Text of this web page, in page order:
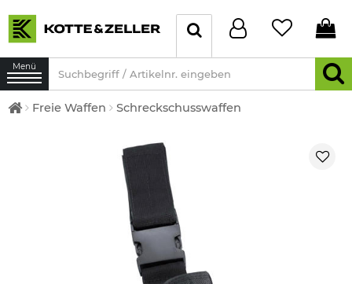
Menü
Freie Waffen Schreckschusswaffen